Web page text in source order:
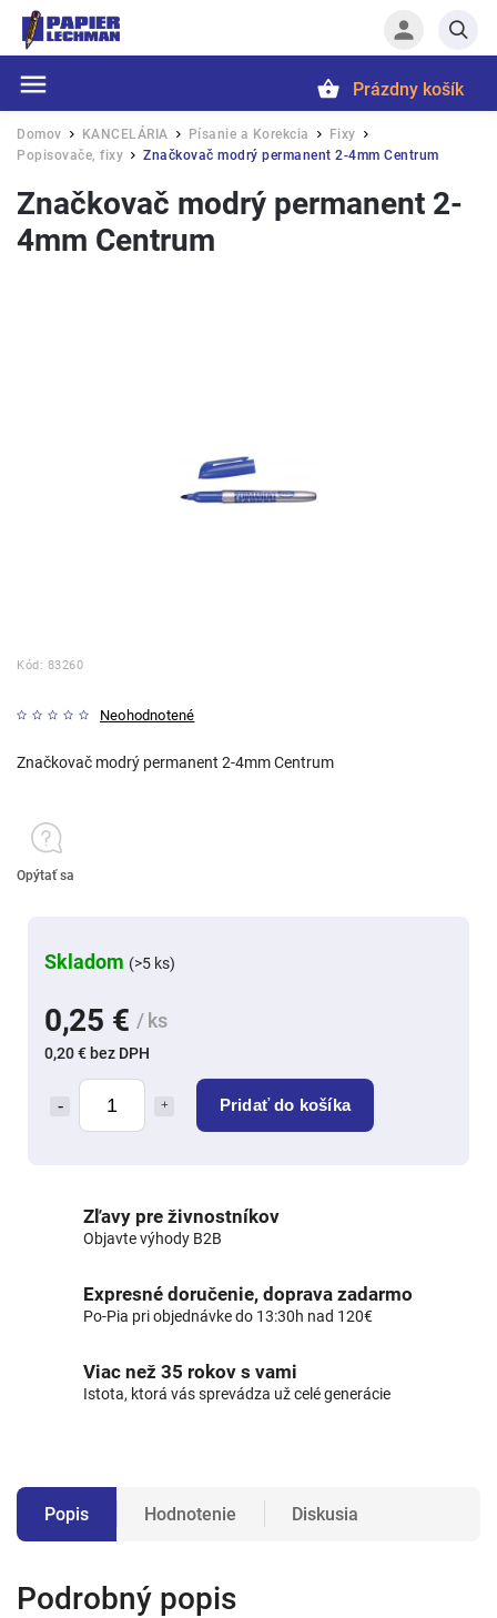
Hľadať
Prázdny košík
Domov / KANCELÁRIA / Písanie a Korekcia / Fixy /
Popisovače, fixy / Značkovač modrý permanent 2-4mm Centrum
Značkovač modrý permanent 2-
4mm Centrum
Kód: 83260
Neohodnotené
0,25 € / ks
0,20 € bez DPH
Pridať do košíka
Skladom (>5 ks)
Značkovač modrý permanent 2-4mm Centrum
Opýtať sa
Zľavy pre živnostníkov
Objavte výhody B2B
Expresné doručenie, doprava zadarmo
Po-Pia pri objednávke do 13:30h nad 120€
Viac než 35 rokov s vami
Istota, ktorá vás sprevádza už celé generácie
Popis Hodnotenie Diskusia
Podrobný popis